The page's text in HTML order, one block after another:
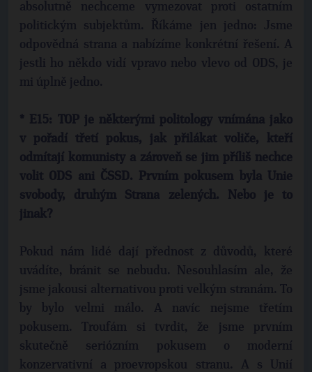
absolutně nechceme vymezovat proti ostatním
politickým subjektům. Říkáme jen jedno: Jsme
odpovědná strana a nabízíme konkrétní řešení. A
jestli ho někdo vidí vpravo nebo vlevo od ODS, je
mi úplně jedno.
* E15: TOP je některými politology vnímána jako
v pořadí třetí pokus, jak přilákat voliče, kteří
odmítají komunisty a zároveň se jim příliš nechce
volit ODS ani ČSSD. Prvním pokusem byla Unie
svobody, druhým Strana zelených. Nebo je to
jinak?
Pokud nám lidé dají přednost z důvodů, které
uvádíte, bránit se nebudu. Nesouhlasím ale, že
jsme jakousi alternativou proti velkým stranám. To
by bylo velmi málo. A navíc nejsme třetím
pokusem. Troufám si tvrdit, že jsme prvním
skutečně seriózním pokusem o moderní
konzervativní a proevropskou stranu. A s Unií